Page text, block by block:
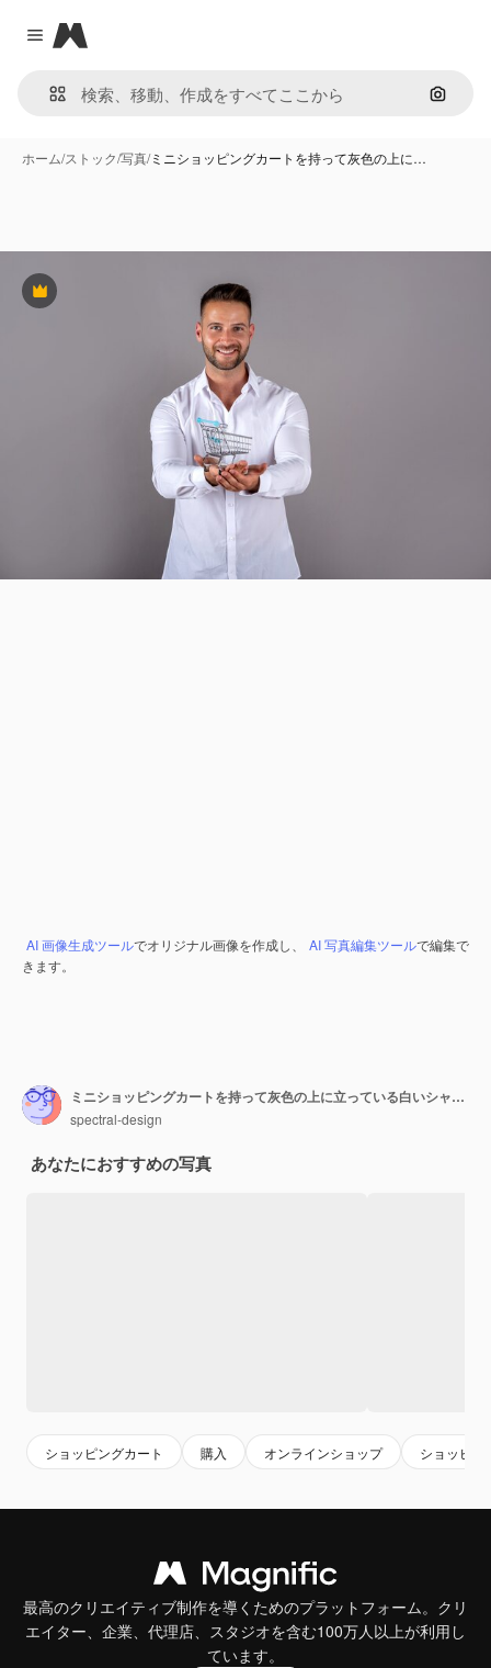
Close menu
Magnific
画像で
ホーム/ストック/写真/ミニショッピングカートを持って灰色の上に…
Premium
AI 画像生成ツールでオリジナル画像を作成し、 AI 写真編集ツールで編集で
きます。
ミニショッピングカートを持って灰色の上に立っている白いシャツを着た若い男
spectral-design
あなたにおすすめの写真
ショッピングカート 購入 オンラインショップ ショッピン
最高のクリエイティブ制作を導くためのプラットフォーム。クリ
エイター、企業、代理店、スタジオを含む100万人以上が利用し
ています。